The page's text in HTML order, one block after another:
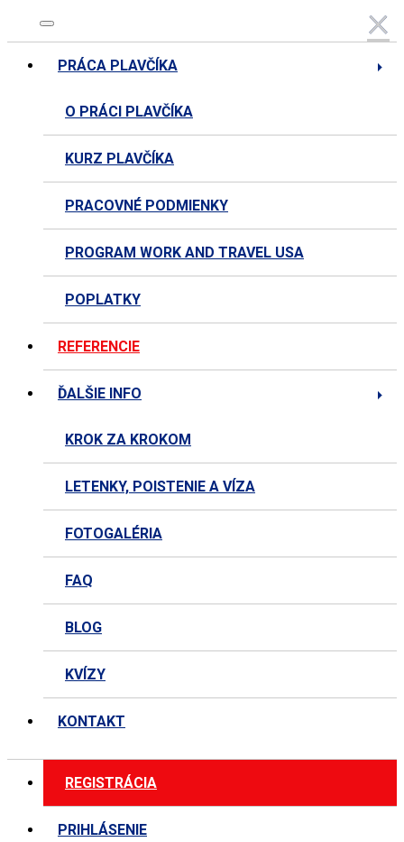
PRÁCA PLAVČÍKA
O PRÁCI PLAVČÍKA
KURZ PLAVČÍKA
PRACOVNÉ PODMIENKY
PROGRAM WORK AND TRAVEL USA
POPLATKY
REFERENCIE
ĎALŠIE INFO
KROK ZA KROKOM
LETENKY, POISTENIE A VÍZA
FOTOGALÉRIA
FAQ
BLOG
KVÍZY
KONTAKT
REGISTRÁCIA
PRIHLÁSENIE
×
×